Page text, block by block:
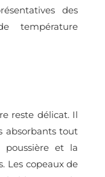
des
température
reste délicat. Il
absorbants tout
et la
Les copeaux de